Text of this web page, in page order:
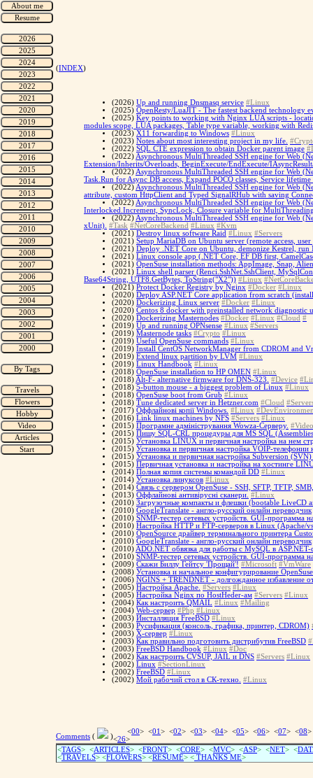
(INDEX)
(2026) Up and running Dnsmasq service #Linux
(2025) OpenResty/LuaJIT - The fastest backend technology
(2025) Key points to working with Nginx LUA scripts -
modules scope, LUA packages, Table type variable, working with
(2023) X11 forwarding to Windows #Linux
(2023) Notes about most interesting project in my life.
(2022) SQL CTE expression to obtain Docker parent image
(2022) Asynchronous MultiThreaded SSH engine for Web
Extension/Inherits/Overloads, BeginExecute/EndExecute/
(2022) Asynchronous MultiThreaded SSH engine for Web
Task.Run for Async DB access, Expand POCO classes, Service
(2022) Asynchronous MultiThreaded SSH engine for Web
attribute, custom HttpClient and Typed SignalRHub with saving
(2022) Asynchronous MultiThreaded SSH engine for Web
Interlocked.Increment, SyncLock, Closure variable for
(2022) Asynchronous MultiThreaded SSH engine for Web
xUnit). #Task #NetCoreBackend #Linux #Kvm
(2021) Destroy linux software Raid #Linux #Servers
(2021) Setup MariaDB on Ubuntu server (remote access,
(2021) Deploy .NET Core on Ubuntu, demonize Kestrel, run
(2021) Linux console app (.NET Core, EF DB first,
(2021) OpenSuse installation methods: AppImage, Snap,
(2021) Linux shell parser (Renci.SshNet.SshClient,
Base64String, UTF8.GetBytes, ToString("X2")) #Linux
(2021) Protect Docker Registry by Nginx #Docker #Linux
(2020) Deploy ASP.NET Core application from scratch
(2020) Dockerizing Linux server #Docker #Linux
(2020) Centos 8 docker with preinstalled network diagnostic
(2020) Dockerizing Masternodes #Docker #Linux #Cloud #
(2019) Up and running OPNsense #Linux #Servers
(2019) Masternode tasks #Crypto #Linux
(2019) Useful OpenSuse commands #Linux
(2019) Install CentOS NetworkManager from CDROM and
(2019) Extend linux partition by LVM #Linux
(2019) Linux Handbook #Linux
(2018) OpenSuse installation to HP OMEN #Linux
(2018) Alt-F- alternative firmware for DNS-323. #Device
(2018) 5-button mouse - a biggest problem of Linux #Linux
(2018) OpenSuse boot from Grub #Linux
(2018) Tune dedicated server in Hetzner.com #Cloud
(2017) Оффлайнові копії Windows. #Linux
(2016) Link linux machines by NFS #Servers #Linux
(2015) Програмне адміністрування Wowza-Серверу. #Video
(2015) Пишу SQL-CRL процедуры для MS SQL
(2015) Установка LINUX и первичная настройка на нем
(2015) Установка и первичная настройка VOIP-
(2015) Установка и первичная настройка Subversion
(2015) Первичная установка и настройка на хостинге
(2014) Полная копия системы командой DD #Linux
(2014) Установка линуксов #Linux
(2014) Связь с сервером OpenSuse - SSH, SFTP, TFTP,
(2013) Оффлайнові антивірусні сканери. #Linux
(2010) Загрузочные компакты и флешки (bootable LiveCD
(2010) GoogleTranslate - англо-русский онлайн переводчик
(2010) SNMP-тестер сетевых устройств. GUI-программа
(2010) Настройка HTTP и FTP-серверов в Linux (Apache/
(2010) OpenSource драйвер терминального принтера
(2010) GoogleTranslate - англо-русский онлайн переводчик
(2010) ADO.NET обвязка для работы с MySQL в
(2010) SNMP-тестер сетевых устройств. GUI-программа
(2009) Скажи Биллу Гейтсу 'Прощай'! #Microsoft #VmWare
(2008) Установка и начальное конфигурирование
(2006) NGINS + TRENDNET - долгожданное избавление
(2005) Настройка Apache. #Servers #Linux
(2005) Настройка Nginx по HostHeder-ам #Servers #Linux
(2004) Как настроить QMAIL #Linux #Mailing
(2004) Web-сервер #Php #Linux
(2003) Инсталляция FreeBSD #Linux
(2003) Русификация (консоль, графика, принтер, CDROM)
(2003) X-сервер #Linux
(2003) Как правильно подготовить дистрибутив FreeBSD
(2003) FreeBSD Handbook #Linux #Doc
(2002) Как настроить CVSUP, JAIL и DNS #Servers #Linux
(2002) Linux #SectionLinux
(2002) FreeBSD #Linux
(2002) Мой рабочий стол в СК-техно. #Linux
Comments ( )
<00> <01 > <02> <03> <04> <05> <06> <07> <08
<26>
<TAGS> <ARTICLES> <FRONT> <CORE> <MVC> <ASP> <NET> <
<TRAVELS> <FLOWERS> <RESUME> < THANKS ME>